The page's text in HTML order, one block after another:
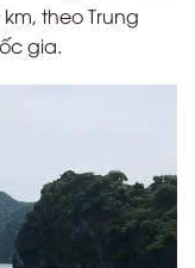
theo Trung
gia.